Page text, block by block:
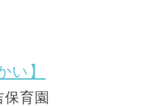
い】
育園